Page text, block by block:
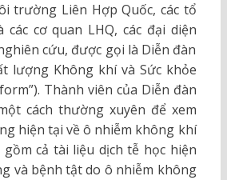
trường Liên Hợp Quốc, các tổ
các cơ quan LHQ, các đại diện
cứu, được gọi là Diễn đàn
lượng Không khí và Sức khỏe
Thành viên của Diễn đàn
cách thường xuyên để xem
hiện tại về ô nhiễm không khí
cả tài liệu dịch tễ học hiện
và bệnh tật do ô nhiễm không